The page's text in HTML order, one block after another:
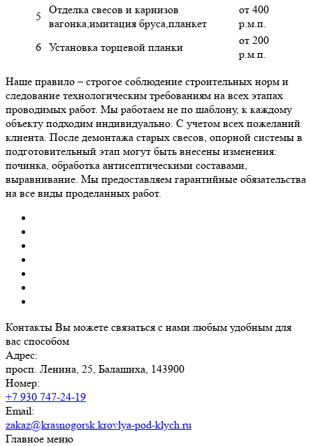
5
Отделка свесов и карнизов
вагонка,имитация бруса,планкет
от 400
р.м.п.
6 Установка торцевой планки
от 200
р.м.п.
Наше правило – строгое соблюдение строительных норм и
следование технологическим требованиям на всех этапах
проводимых работ. Мы работаем не по шаблону, к каждому
объекту подходим индивидуально. С учетом всех пожеланий
клиента. После демонтажа старых свесов, опорной системы в
подготовительный этап могут быть внесены изменения:
починка, обработка антисептическими составами,
выравнивание. Мы предоставляем гарантийные обязательства
на все виды проделанных работ.
Контакты Вы можете связаться с нами любым удобным для
вас способом
Адрес:
просп. Ленина, 25, Балашиха, 143900
Номер:
+7 930 747-24-19
Email:
zakaz@krasnogorsk.krovlya-pod-klych.ru
Главное меню